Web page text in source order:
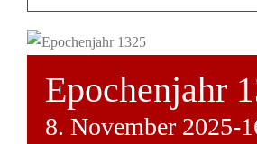
Epochenjahr
8. November 2025-